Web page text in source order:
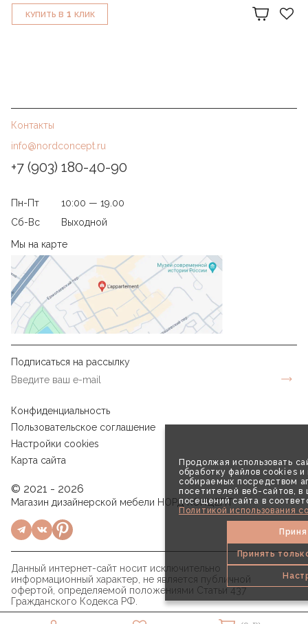
Продолжая использовать
обработку файлов cookies и
собираемых посредством
посетителей веб-сайтов, в
посещений сайта в
Политикой использования
Принять
КУПИТЬ В 1 КЛИК
Контакты
info@nordconcept.ru
+7 (903) 180-40-90
Пн-Пт
10:00 — 19.00
Сб-Вс
Выходной
Мы на карте
Подписаться на рассылку
Конфиденциальность
Пользовательское соглашение
Настройки cookies
Карта сайта
© 2021 - 2026
Магазин дизайнерской мебели НОРД КОНЦЕПТ
Данный интернет-сайт носит исключительно
информационный характер, не является публичной
офертой, определяемой положениями Статьи 437
Гражданского Кодекса РФ.